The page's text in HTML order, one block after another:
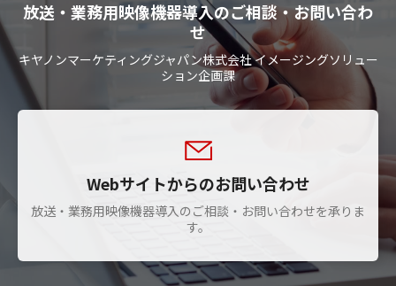
放送・業務用映像機器導入のご相談・お問い合わ
せ
キヤノンマーケティングジャパン株式会社 イメージングソリュー
ション企画課
Webサイトからのお問い合わせ
放送・業務用映像機器導入のご相談・お問い合わせを承りま
す。